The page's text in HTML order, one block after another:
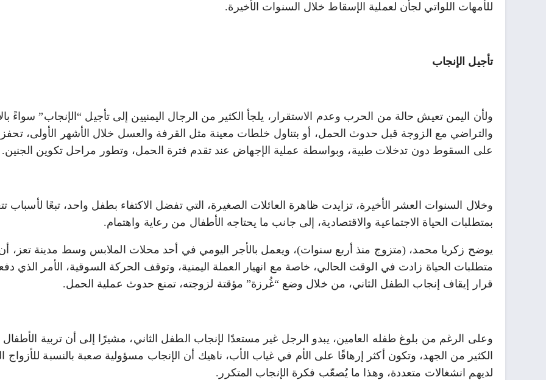
للأمهات اللواتي لجأن لعملية الإسقاط خلال السنوات الأخيرة.
تأجيل الإنجاب
ولأن اليمن تعيش حالة من الحرب وعدم الاستقرار، يلجأ الكثير من الرجال اليمنيين إلى تأجيل “الإنجاب” سواءً
والتراضي مع الزوجة قبل حدوث الحمل، أو بتناول خلطات معينة مثل القرفة والعسل خلال الأشهر الأولى، تحفز
على السقوط دون تدخلات طبية، وبواسطة عملية الإجهاض عند تقدم فترة الحمل، وتطور مراحل تكوين الجنين.
وخلال السنوات العشر الأخيرة، تزايدت ظاهرة العائلات الصغيرة، التي تفضل الاكتفاء بطفل واحد، تبعًا لأسباب
بمتطلبات الحياة الاجتماعية والاقتصادية، إلى جانب ما يحتاجه الأطفال من رعاية واهتمام.
يوضح زكريا محمد، (متزوج منذ أربع سنوات)، ويعمل بالأجر اليومي في أحد محلات الملابس وسط مدينة تعز،
متطلبات الحياة زادت في الوقت الحالي، خاصة مع انهيار العملة اليمنية، وتوقف الحركة السوقية، الأمر الذي
قرار إيقاف إنجاب الطفل الثاني، من خلال وضع “غُرزة” مؤقتة لزوجته، تمنع حدوث عملية الحمل.
وعلى الرغم من بلوغ طفله العامين، يبدو الرجل غير مستعدًا لإنجاب الطفل الثاني، مشيرًا إلى أن تربية الأطفال
الكثير من الجهد، وتكون أكثر إرهاقًا على الأم في غياب الأب، ناهيك أن الإنجاب مسؤولية صعبة بالنسبة للأزواج
لديهم انشغالات متعددة، وهذا ما يُصعّب فكرة الإنجاب المتكرر.